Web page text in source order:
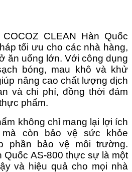
CLEAN Hàn Quốc
tối ưu cho các nhà hàng,
ăn uống lớn. Với công dụng
bóng, mau khô và khử
nâng cao chất lượng dịch
và chi phí, đồng thời đảm
phẩm.
không chỉ mang lại lợi ích
mà còn bảo vệ sức khỏe
phần bảo vệ môi trường.
Quốc AS-800 thực sự là một
và hiệu quả cho mọi nhà